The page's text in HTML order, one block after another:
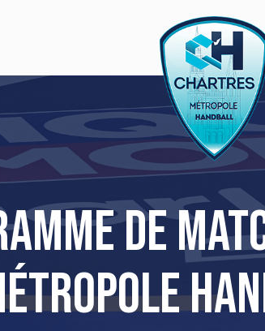
de